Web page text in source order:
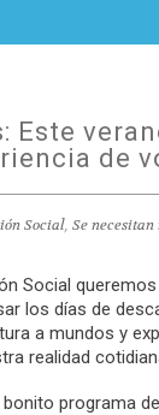
Este
de
Social, Se necesitan
Social
los días de
a mundos y
realidad
programa